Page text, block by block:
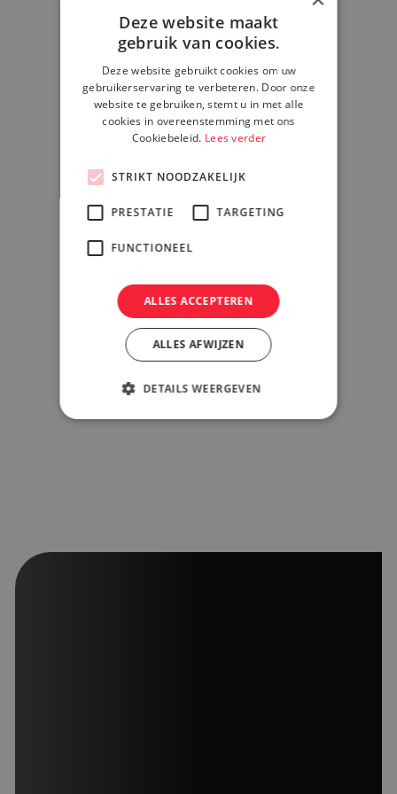
Meer weten
Insign.it?
Neem vrijblijvend contact met ons
om samen alle mogelijkheden te
Bel ons op +31 77 472 00 15
Mail ons op info@insign.it
Deze website maakt
gebruik van cookies.
Deze website gebruikt cookies om uw
gebruikerservaring te verbeteren. Door onze
website te gebruiken, stemt u in met alle
cookies in overeenstemming met ons
Cookiebeleid. Lees verder
STRIKT NOODZAKELIJK
PRESTATIE TARGETING
FUNCTIONEEL
ALLES ACCEPTEREN
ALLES AFWIJZEN
DETAILS WEERGEVEN